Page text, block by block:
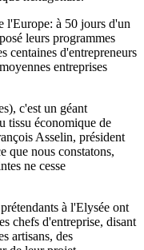
l'Europe: à 50 jours d'un
leurs programmes
centaines d'entrepreneurs
entreprises
c'est un géant
tissu économique de
Asselin, président
que nous constatons,
ne cesse
à l'Elysée ont
chefs d'entreprise, disant
artisans, des